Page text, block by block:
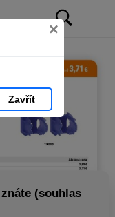
×
Zavřít
(souhlas